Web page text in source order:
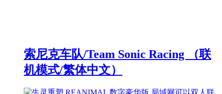
索尼克车队/Team Sonic Racing （联
机模式/繁体中文）